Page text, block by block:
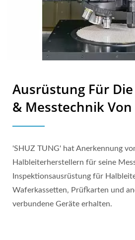
Ausrüstung Für
& Messtechnik
'SHUZ TUNG' hat Anerkennung
Halbleiterherstellern für seine
Inspektionsausrüstung für
Waferkassetten, Prüfkarten und
verbundene Geräte erhalten.